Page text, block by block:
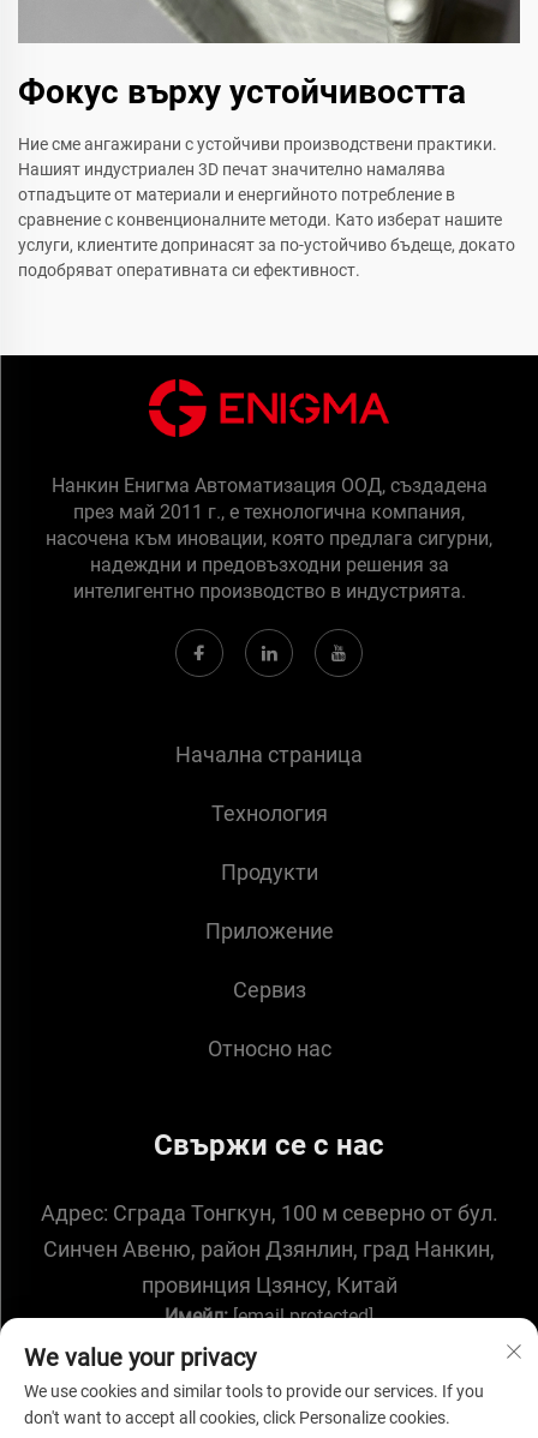
Фокус върху устойчивостта
Ние сме ангажирани с устойчиви производствени практики.
Нашият индустриален 3D печат значително намалява
отпадъците от материали и енергийното потребление в
сравнение с конвенционалните методи. Като изберат нашите
услуги, клиентите допринасят за по-устойчиво бъдеще, докато
подобряват оперативната си ефективност.
Нанкин Енигма Автоматизация ООД, създадена
през май 2011 г., е технологична компания,
насочена към иновации, която предлага сигурни,
надеждни и предовъзходни решения за
интелигентно производство в индустрията.
Начална страница
Технология
Продукти
Приложение
Сервиз
Относно нас
Свържи се с нас
Адрес: Сграда Тонгкун, 100 м северно от бул.
Синчен Авеню, район Дзянлин, град Нанкин,
провинция Цзянсу, Китай
Имейл: [email protected]
We value your privacy
We use cookies and similar tools to provide our services. If you
don't want to accept all cookies, click Personalize cookies.